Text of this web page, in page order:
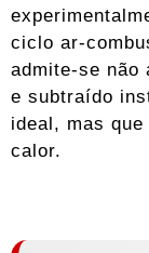
ciclo ar-
admite-se não
e subtraído
ideal, mas
calor.